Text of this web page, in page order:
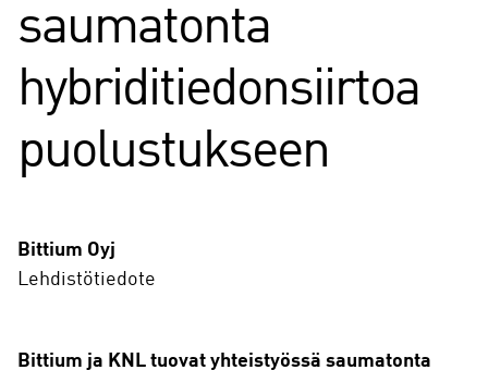
saumatonta
hybriditiedonsiirtoa
puolustukseen
Bittium Oyj
Lehdistötiedote
Bittium ja KNL tuovat yhteistyössä saumatonta